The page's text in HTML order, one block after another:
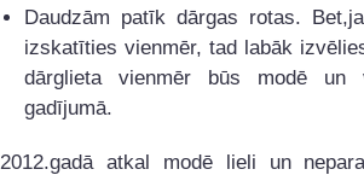
Daudzām patīk dārgas rotas.
izskatīties vienmēr, tad labāk
dārglieta vienmēr būs modē un
gadījumā.
2012.gadā atkal modē lieli un